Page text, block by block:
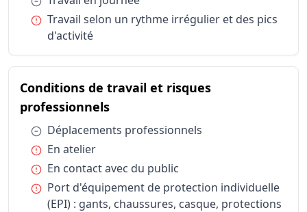
Horaires et durée du travail
Travail
Conditions de travail et risques professionnels
Conditions de travail et risques professionnelsEn atelier
Conditions de travail et risques professionnelsEn
Conditions de travail et risques professionnels
Conditions de travail et risques professionnels
Types de structures
Publics spécifiques
Publics spécifiques
Publics spécifiques
Statut d'emploi
Salarié
Condition :
Travail selon un rythme irrégulier et des pics
d'activité
Conditions de travail et risques
professionnelsdu métier Responsable
Condition :
Déplacements professionnels
Condition :
En atelier
Condition :
En contact avec du public
Condition :
Port d'équipement de protection individuelle
(EPI) : gants, chaussures, casque, protections